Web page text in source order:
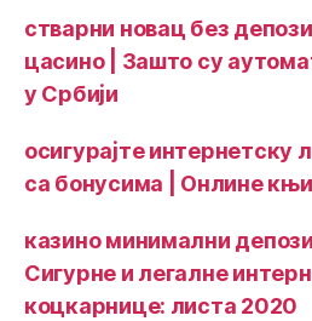
стварни новац без
цасино | Зашто су
у Србији
осигурајте интернетску
са бонусима | Онлине
казино минимални
Сигурне и легалне
коцкарнице: листа 2020